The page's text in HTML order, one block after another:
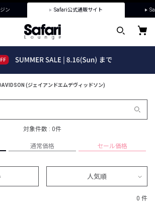
ン Safari公式通販サイト
(ジェイアンドエムデヴィッドソン)
対象件数 : 0件
通常価格 セール価格
人気順
0 件